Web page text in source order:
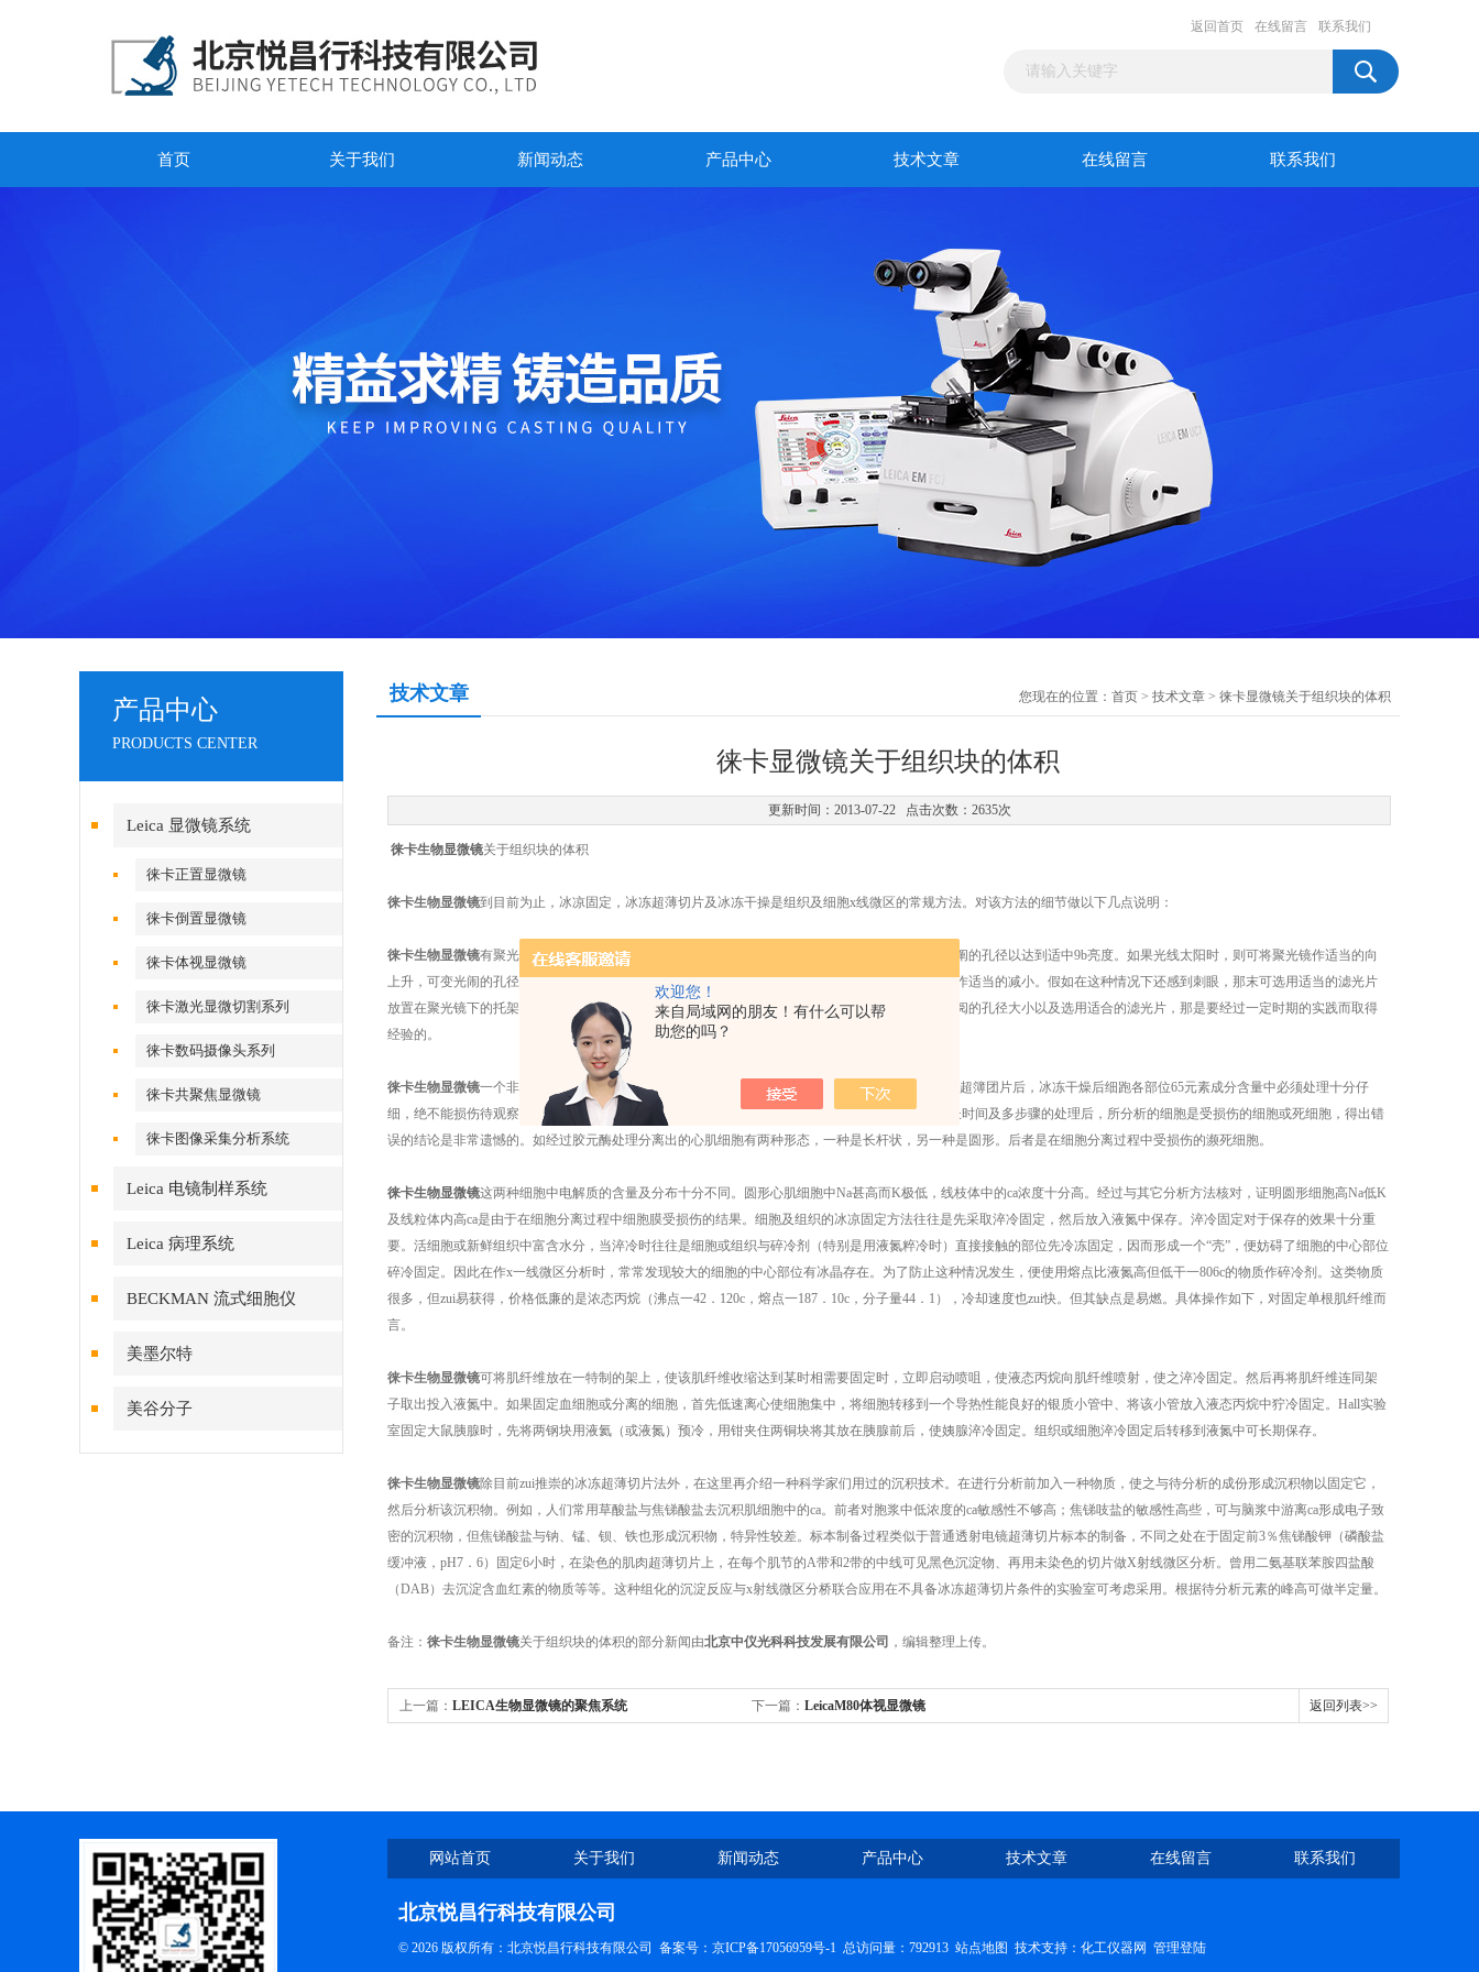
欢迎您！
来自局域网的朋友！有什么可以帮
助您的吗？
返回首页 在线留言 联系我们
首页 关于我们 新闻动态 产品中心 技术文章 在线留言 联系我们
产品中心
PRODUCTS CENTER
Leica 显微镜系统
徕卡正置显微镜
徕卡倒置显微镜
徕卡体视显微镜
徕卡激光显微切割系列
徕卡数码摄像头系列
徕卡共聚焦显微镜
徕卡图像采集分析系统
Leica 电镜制样系统
Leica 病理系统
BECKMAN 流式细胞仪
美墨尔特
美谷分子
技术文章 您现在的位置： 首页 > 技术文章 > 徕卡显微镜关于组织块的体积
徕卡显微镜关于组织块的体积
更新时间：2013-07-22 点击次数：2635次
徕卡生物显微镜关于组织块的体积
徕卡生物显微镜到目前为止，冰凉固定，冰冻超薄切片及冰冻干操是组织及细胞x线微区的常规方法。对该方法的细节做以下几点说明：
徕卡生物显微镜有聚光镜的显微镜则可将聚光镜作上下移动使其亮度适中，另外也可以改变可变光阐的孔径以达到适中9b亮度。如果光线太阳时，则可将聚光镜作适当的向
上升，可变光闹的孔径作适当的放大。如果光线太强则可将聚光镜作适当的下降，可交光闰的孔径作适当的减小。假如在这种情况下还感到刺眼，那末可选用适当的滤光片
放置在聚光镜下的托架上。这柞就能获得使你满意的亮度。当然在调节聚光镜的上下位置利可变光阅的孔径大小以及选用适合的滤光片，那是要经过一定时期的实践而取得
经验的。
徕卡生物显微镜一个非常重要的问题是在取材和分离细胞过程，冰冻干燥和树脂包埋（FD）后冰冻超簿团片后，冰冻干燥后细跑各部位65元素成分含量中必须处理十分仔
细，绝不能损伤待观察分析的细胞。因为作x线微区分析不但步骤繁多，而且成本甚高，如果经过长时间及多步骤的处理后，所分析的细胞是受损伤的细胞或死细胞，得出错
误的结论是非常遗憾的。如经过胶元酶处理分离出的心肌细胞有两种形态，一种是长杆状，另一种是圆形。后者是在细胞分离过程中受损伤的濒死细胞。
徕卡生物显微镜这两种细胞中电解质的含量及分布十分不同。圆形心肌细胞中Na甚高而K极低，线枝体中的ca浓度十分高。经过与其它分析方法核对，证明圆形细胞高Na低K
及线粒体内高ca是由于在细胞分离过程中细胞膜受损伤的结果。细胞及组织的冰凉固定方法往往是先采取淬冷固定，然后放入液氮中保存。淬冷固定对于保存的效果十分重
要。活细胞或新鲜组织中富含水分，当淬冷时往往是细胞或组织与碎冷剂（特别是用液氮粹冷时）直接接触的部位先冷冻固定，因而形成一个“壳”，便妨碍了细胞的中心部位
碎冷固定。因此在作x一线微区分析时，常常发现较大的细胞的中心部位有冰晶存在。为了防止这种情况发生，便使用熔点比液氮高但低干一806c的物质作碎冷剂。这类物质
很多，但zui易获得，价格低廉的是浓态丙烷（沸点一42．120c，熔点一187．10c，分子量44．1），冷却速度也zui快。但其缺点是易燃。具体操作如下，对固定单根肌纤维而
言。
徕卡生物显微镜可将肌纤维放在一特制的架上，使该肌纤维收缩达到某时相需要固定时，立即启动喷咀，使液态丙烷向肌纤维喷射，使之淬冷固定。然后再将肌纤维连同架
子取出投入液氮中。如果固定血细胞或分离的细胞，首先低速离心使细胞集中，将细胞转移到一个导热性能良好的银质小管中、将该小管放入液态丙烷中狞冷固定。Hall实验
室固定大鼠胰腺时，先将两钢块用液氦（或液氮）预冷，用钳夹住两铜块将其放在胰腺前后，使姨腺淬冷固定。组织或细胞淬冷固定后转移到液氮中可长期保存。
徕卡生物显微镜除目前zui推崇的冰冻超薄切片法外，在这里再介绍一种科学家们用过的沉积技术。在进行分析前加入一种物质，使之与待分析的成份形成沉积物以固定它，
然后分析该沉积物。例如，人们常用草酸盐与焦锑酸盐去沉积肌细胞中的ca。前者对胞浆中低浓度的ca敏感性不够高；焦锑吱盐的敏感性高些，可与脑浆中游离ca形成电子致
密的沉积物，但焦锑酸盐与钠、锰、钡、铁也形成沉积物，特异性较差。标本制备过程类似于普通透射电镜超薄切片标本的制备，不同之处在于固定前3％焦锑酸钾（磷酸盐
缓冲液，pH7．6）固定6小时，在染色的肌肉超薄切片上，在每个肌节的A带和2带的中线可见黑色沉淀物、再用未染色的切片做X射线微区分析。曾用二氨基联苯胺四盐酸
（DAB）去沉淀含血红素的物质等等。这种组化的沉淀反应与x射线微区分桥联合应用在不具备冰冻超薄切片条件的实验室可考虑采用。根据待分析元素的峰高可做半定量。
备注： 徕卡生物显微镜关于组织块的体积的部分新闻由北京中仪光科科技发展有限公司 ，编辑整理上传。
上一篇： LEICA生物显微镜的聚焦系统 下一篇： LeicaM80体视显微镜 返回列表>>
网站首页 关于我们 新闻动态 产品中心 技术文章 在线留言 联系我们
北京悦昌行科技有限公司
© 2026 版权所有：北京悦昌行科技有限公司 备案号： 京ICP备17056959号-1 总访问量：792913 站点地图 技术支持： 化工仪器网 管理登陆